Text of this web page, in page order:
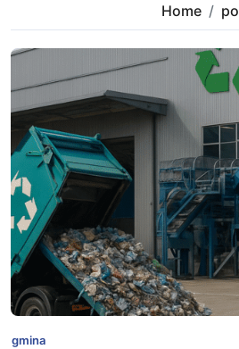
Home po
gmina